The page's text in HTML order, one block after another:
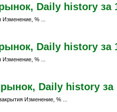
Daily history за
Изменение, % ...
Daily history за
Изменение, % ...
Daily history за
Изменение, % ...